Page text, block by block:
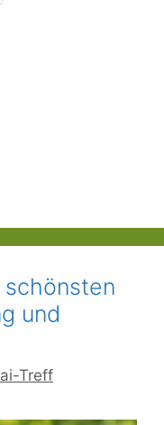
schönsten
und
Treff